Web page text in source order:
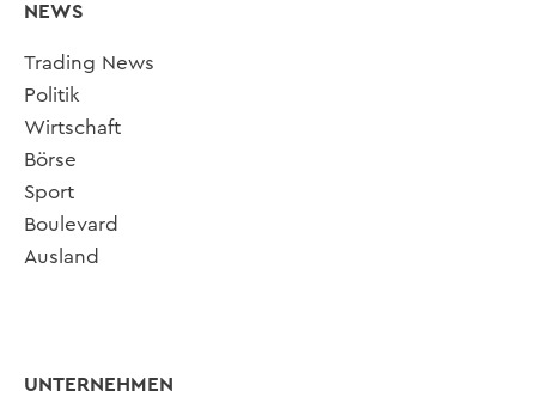
NEWS
Trading News
Politik
Wirtschaft
Börse
Sport
Boulevard
Ausland
UNTERNEHMEN